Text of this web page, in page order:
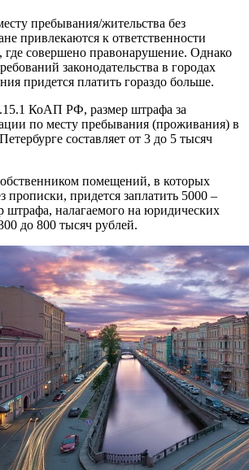
пребывания/жительства без
привлекаются к ответственности
где совершено правонарушение. Однако
законодательства в городах
придется платить гораздо больше.
КоАП РФ, размер штрафа за
по месту пребывания (проживания) в
составляет от 3 до 5 тысяч
помещений, в которых
прописки, придется заплатить 5000 –
штрафа, налагаемого на юридических
до 800 тысяч рублей.